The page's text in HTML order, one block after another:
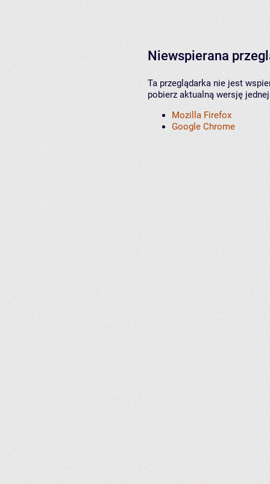
Niewspierana
Ta przeglądarka nie jest
pobierz aktualną wersję
Mozilla Firefox
Google Chrome